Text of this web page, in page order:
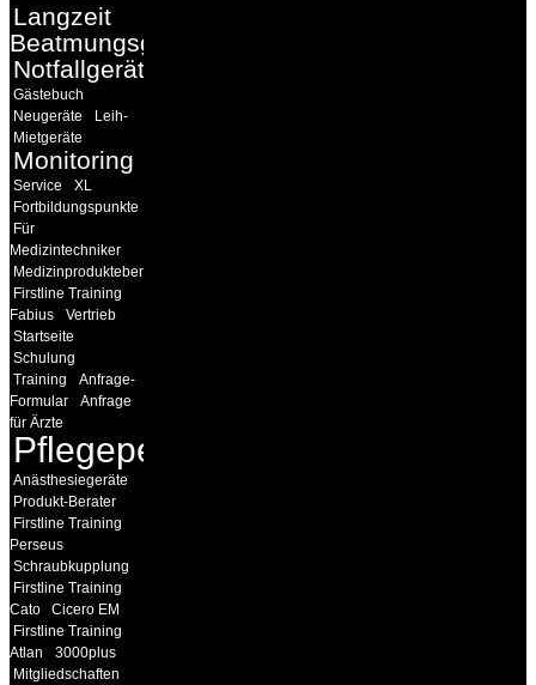
Langzeit
Beatmungsgeräte
Notfallgeräte
Gästebuch
Neugeräte
Leih-
Mietgeräte
Monitoring
Service
XL
Fortbildungspunkte
Für
Medizintechniker
Medizinprodukteberater
Firstline Training
Fabius
Vertrieb
Startseite
Schulung
Training
Anfrage-
Formular
Anfrage
für Ärzte
Pflegepersonal
Anästhesiegeräte
Produkt-Berater
Firstline Training
Perseus
Schraubkupplung
Firstline Training
Cato
Cicero EM
Firstline Training
Atlan
3000plus
Mitgliedschaften